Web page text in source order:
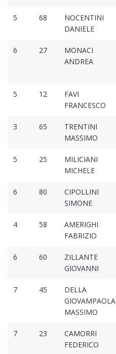
5 68
NOCENTINI
DANIELE
6 27
MONACI
ANDREA
5 12
FAVI
FRANCESCO
3 65
TRENTINI
MASSIMO
5 25
MILICIANI
MICHELE
6 80
CIPOLLINI
SIMONE
4 58
AMERIGHI
FABRIZIO
6 60
ZILLANTE
GIOVANNI
7 45
DELLA
GIOVAMPAOLA
MASSIMO
7 23
CAMORRI
FEDERICO